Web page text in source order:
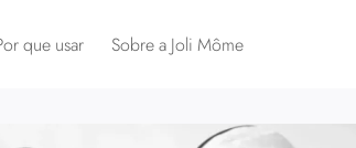
que usar Sobre a Joli Môme